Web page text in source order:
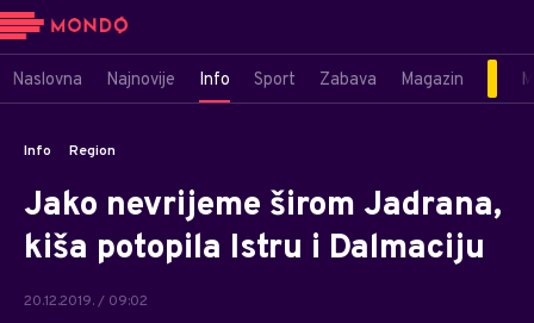
Naslovna Najnovije Info Sport Zabava Magazin
Info Region
Jako nevrijeme širom Jadrana,
kiša potopila Istru i Dalmaciju
20.12.2019. / 09:02